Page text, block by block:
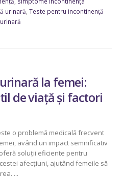
urinară Teste pentru incontinență
la femei:
de viață și factori
o problemă medicală frecvent
având un impact semnificativ
soluții eficiente pentru
afecțiuni, ajutând femeile să
...